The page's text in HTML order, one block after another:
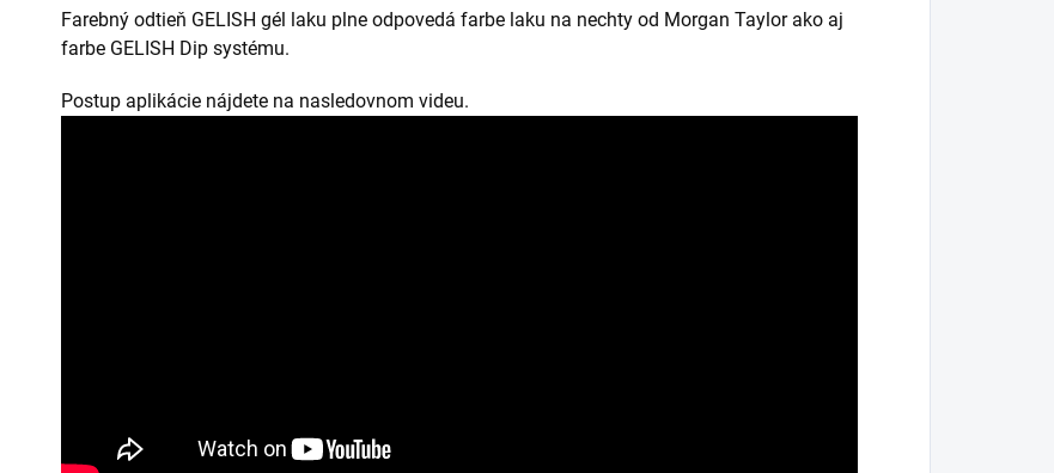
Farebný odtieň GELISH gél laku plne odpovedá farbe laku na nechty od Morgan Taylor ako aj
farbe GELISH Dip systému.
Postup aplikácie nájdete na nasledovnom videu.